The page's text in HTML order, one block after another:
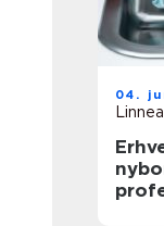
04.